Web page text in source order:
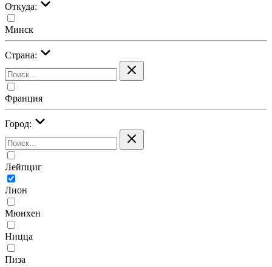
Откуда:
Минск
Страна:
Франция
Город:
Лейпциг
Лион
Мюнхен
Ницца
Пиза